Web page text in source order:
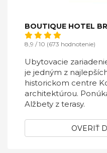
BOUTIQUE HOTEL
8,9 / 10 (673 hodnotenie)
Ubytovacie
je jedným z
historickom centre
architektúrou.
Alžbety z terasy.
OVERIŤ